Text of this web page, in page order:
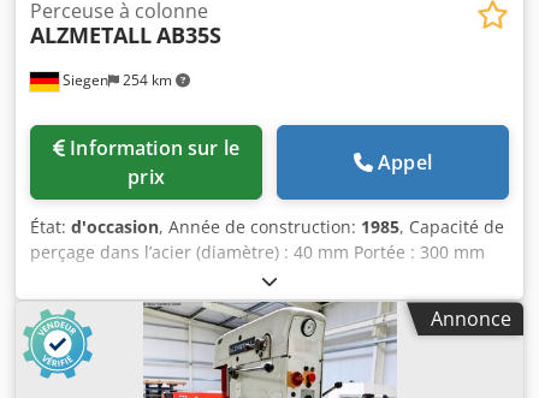
Siegen 254 km
Perceuse à colonne
ALZMETALLAB35S
prix
Appel
État: d'occasion, Année de construction: 1985, Capacité de
perçage dans l’acier (diamètre) : 40 mm Portée : 300 mm
Course de perçage : 180 mm Vitesse de rotation : 55-1450
tr/min Avance : 0,1-0,3 mm/tr N° de machine : 5112
Surface de la table : 620x470 mm Cône de broche :
métrique 4 - Vitesses de broche réglables en continu avec
boîte d’avance - 3 avances : 0,1 - 0,2 - 0,3 mm/tr - Dispositif
Annonce